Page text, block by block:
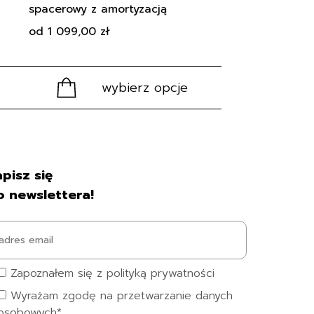
spacerowy z amortyzacją
od 1 099,00 zł
wybierz opcje
się
newslettera!
Zapoznałem się z polityką prywatności
Wyrażam zgodę na przetwarzanie danych